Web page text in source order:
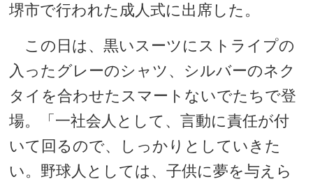
堺市で行われた成人式に出席した。
この日は、黒いスーツにストライプの
入ったグレーのシャツ、シルバーのネク
タイを合わせたスマートないでたちで登
場。「一社会人として、言動に責任が付
いて回るので、しっかりとしていきた
い。野球人としては、子供に夢を与えら